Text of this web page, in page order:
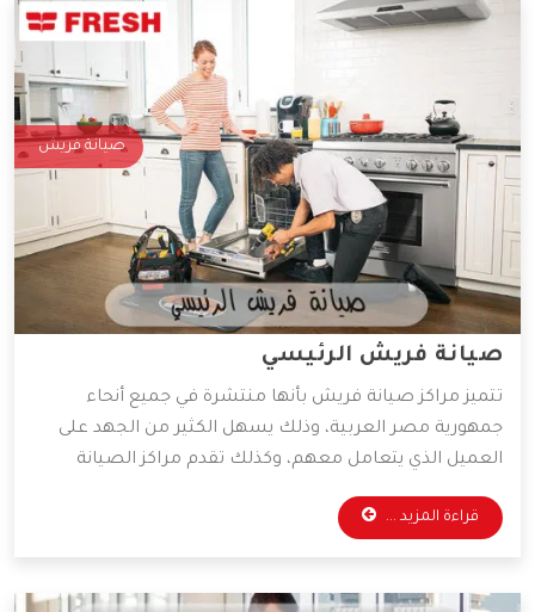
صيانة فريش
صيانة فريش الرئيسي
تتميز مراكز صيانة فريش بأنها منتشرة في جميع أنحاء
جمهورية مصر العربية، وذلك يسهل الكثير من الجهد على
العميل الذي يتعامل معهم، وكذلك تقدم مراكز الصيانة
قطع غيار أصلية وخدمات صيانة بأقل الأسعار الممكنة،
ولذلك يفضل التعامل معها الكثير من العملاء، وسوف
قراءة المزيد ...